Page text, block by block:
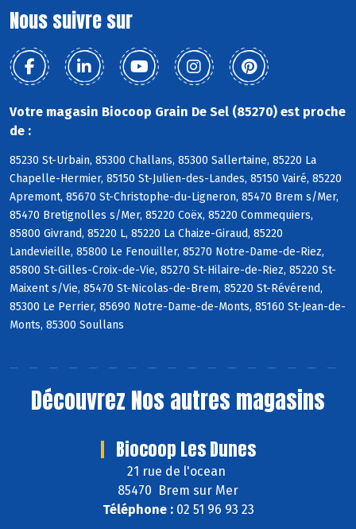
Nous suivre sur
Votre magasin Biocoop Grain De Sel (85270) est proche
de :
85230 St-Urbain, 85300 Challans, 85300 Sallertaine, 85220 La
Chapelle-Hermier, 85150 St-Julien-des-Landes, 85150 Vairé, 85220
Apremont, 85670 St-Christophe-du-Ligneron, 85470 Brem s/Mer,
85470 Bretignolles s/Mer, 85220 Coëx, 85220 Commequiers,
85800 Givrand, 85220 L, 85220 La Chaize-Giraud, 85220
Landevieille, 85800 Le Fenouiller, 85270 Notre-Dame-de-Riez,
85800 St-Gilles-Croix-de-Vie, 85270 St-Hilaire-de-Riez, 85220 St-
Maixent s/Vie, 85470 St-Nicolas-de-Brem, 85220 St-Révérend,
85300 Le Perrier, 85690 Notre-Dame-de-Monts, 85160 St-Jean-de-
Monts, 85300 Soullans
Découvrez Nos autres magasins
Biocoop Les Dunes
21 rue de l'ocean
85470 Brem sur Mer
Téléphone :02 51 96 93 23